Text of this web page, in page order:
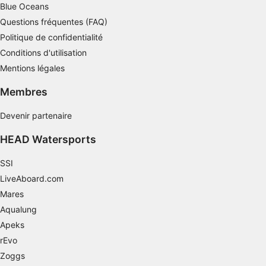
Blue Oceans
Questions fréquentes (FAQ)
Politique de confidentialité
Conditions d'utilisation
Mentions légales
Membres
Devenir partenaire
HEAD Watersports
SSI
LiveAboard.com
Mares
Aqualung
Apeks
rEvo
Zoggs
Utiliser des profils pour sélectionner des
contenus personnalisés
Mesurer la performance des contenus
Comprendre les publics par le biais de
provenant de différentes sources
Développer et améliorer les services
sélectionner le contenu
Caractéristiques spéciales de l'IAB :
Utiliser des données de géolocalisation
précises
informations demandées explicitement